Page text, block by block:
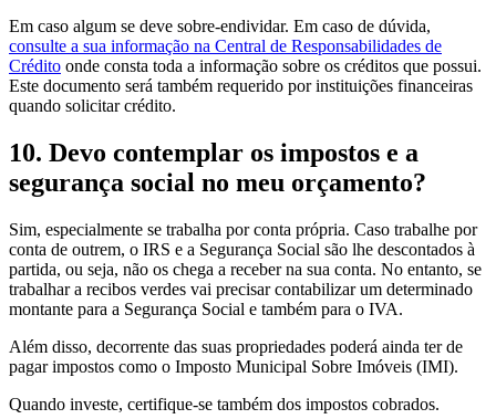
Em caso algum se deve sobre-endividar. Em caso de dúvida,
consulte a sua informação na Central de Responsabilidades de
Crédito onde consta toda a informação sobre os créditos que possui.
Este documento será também requerido por instituições financeiras
quando solicitar crédito.
10. Devo contemplar os impostos e a
segurança social no meu orçamento?
Sim, especialmente se trabalha por conta própria. Caso trabalhe por
conta de outrem, o IRS e a Segurança Social são lhe descontados à
partida, ou seja, não os chega a receber na sua conta. No entanto, se
trabalhar a recibos verdes vai precisar contabilizar um determinado
montante para a Segurança Social e também para o IVA.
Além disso, decorrente das suas propriedades poderá ainda ter de
pagar impostos como o Imposto Municipal Sobre Imóveis (IMI).
Quando investe, certifique-se também dos impostos cobrados.